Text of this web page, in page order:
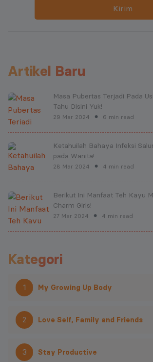
Kirim
Artikel Baru
Masa Pubertas Terjadi Pada
Tahu Disini Yuk!
29 Mar 2024 ● 6 min read
Ketahuilah Bahaya Infeksi
pada Wanita!
28 Mar 2024 ● 4 min read
Berikut Ini Manfaat Teh Kayu
Charm Girls!
27 Mar 2024 ● 4 min read
Kategori
1 My Growing Up Body
2 Love Self, Family and Friends
3 Stay Productive